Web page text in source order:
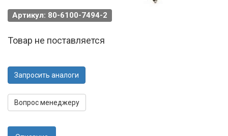
Артикул: 80-6100-7494-2
Товар не поставляется
Запросить аналоги
Вопрос менеджеру